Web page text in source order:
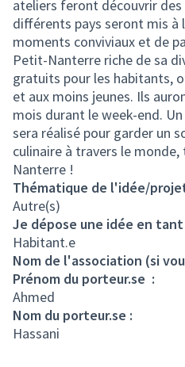
ateliers feront découvrir des
différents pays seront mis à
moments conviviaux et de
Petit-Nanterre riche de sa
gratuits pour les habitants,
et aux moins jeunes. Ils
mois durant le week-end.
sera réalisé pour garder un
culinaire à travers le
Nanterre !
Thématique de l'idée/
Autre(s)
Je dépose une idée en tant
Habitant.e
Nom de l'association (si
Prénom du porteur.se :
Ahmed
Nom du porteur.se :
Hassani